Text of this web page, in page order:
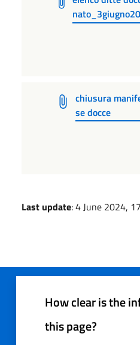
chiusura
se docce
Last update: 4 June 2024,
How clear is the
this page?